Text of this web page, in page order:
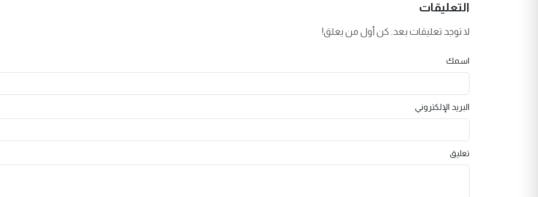
التعليقات
لا توجد تعليقات بعد. كن أول من يعلق!
اسمك
البريد الإلكتروني
تعليق